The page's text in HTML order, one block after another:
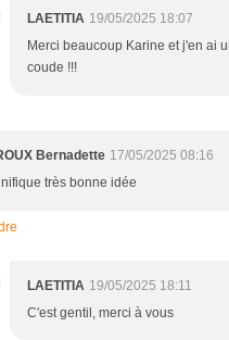
LAETITIA 19/05/2025 18:07
Merci beaucoup Karine et j'en ai
coude !!!
Bernadette 17/05/2025 08:16
très bonne idée
LAETITIA 19/05/2025 18:11
C'est gentil, merci à vous